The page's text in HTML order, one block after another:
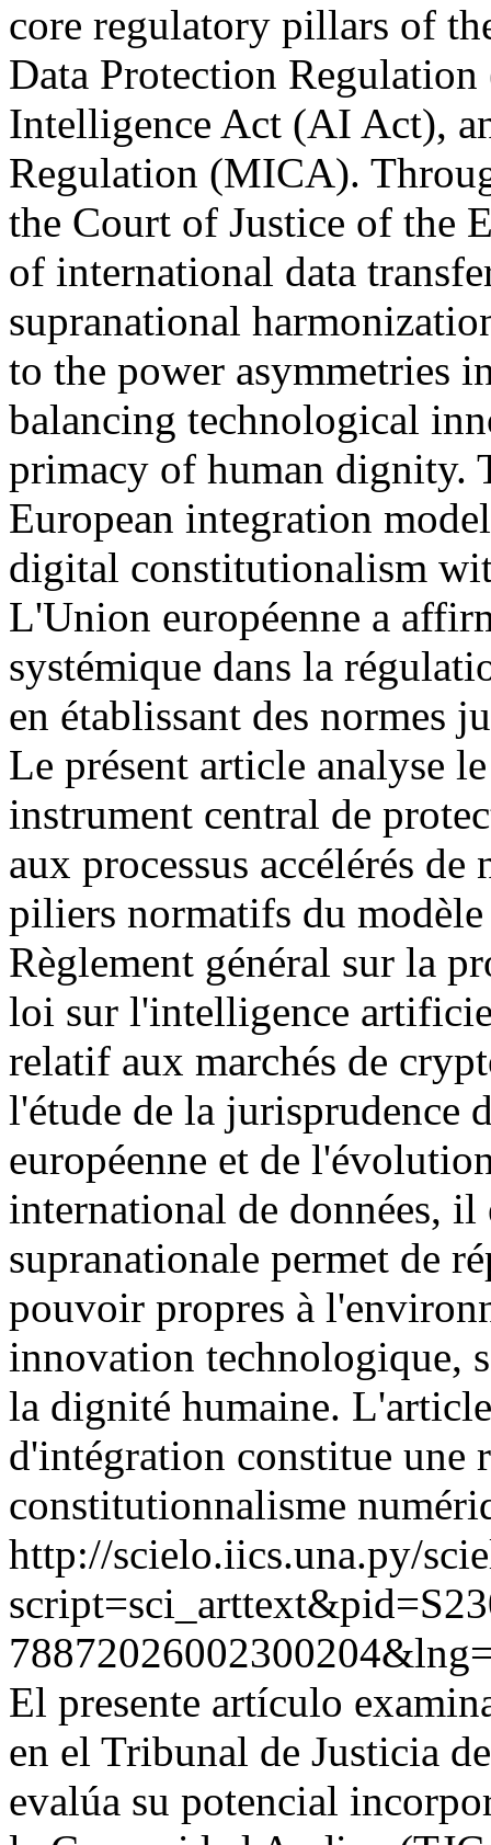
core regulatory pillars of
Data Protection
Intelligence Act (AI Act),
Regulation (MICA).
the Court of Justice of the
of international data
supranational
to the power asymmetries
balancing technological
primacy of human dignity.
European integration
digital constitutionalism
L'Union européenne a
systémique dans la
en établissant des normes
Le présent article analyse
instrument central de
aux processus accélérés
piliers normatifs du
Règlement général sur la
loi sur l'intelligence
relatif aux marchés de
l'étude de la jurisprudence
européenne et de
international de données,
supranationale permet de
pouvoir propres à
innovation technologique,
la dignité humaine.
d'intégration constitue une
constitutionnalisme
http://scielo.iics.una.py/
El presente artículo
en el Tribunal de Justicia
evalúa su potencial